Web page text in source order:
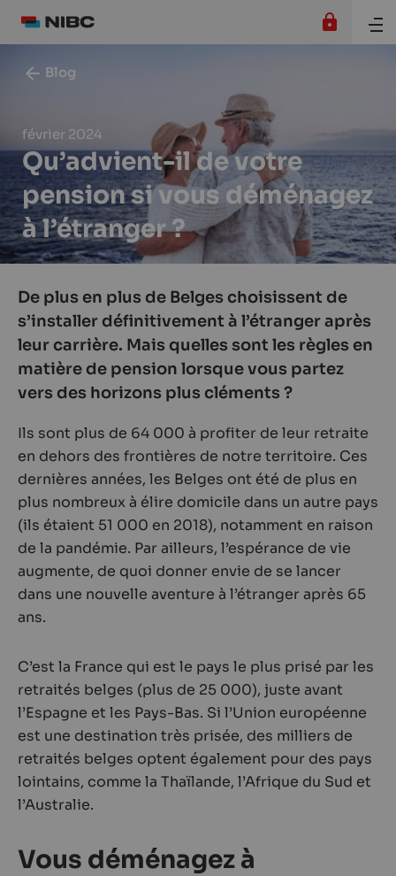
Blog
février 2024
Qu’advient-il de votre
pension si vous déménagez
à l’étranger ?
De plus en plus de Belges choisissent de
s’installer définitivement à l’étranger après
leur carrière. Mais quelles sont les règles en
matière de pension lorsque vous partez
vers des horizons plus cléments ?
Ils sont plus de 64 000 à profiter de leur retraite
en dehors des frontières de notre territoire. Ces
dernières années, les Belges ont été de plus en
plus nombreux à élire domicile dans un autre pays
(ils étaient 51 000 en 2018), notamment en raison
de la pandémie. Par ailleurs, l’espérance de vie
augmente, de quoi donner envie de se lancer
dans une nouvelle aventure à l’étranger après 65
ans.
C’est la France qui est le pays le plus prisé par les
retraités belges (plus de 25 000), juste avant
l’Espagne et les Pays-Bas. Si l’Union européenne
est une destination très prisée, des milliers de
retraités belges optent également pour des pays
lointains, comme la Thaïlande, l’Afrique du Sud et
l’Australie.
Vous déménagez à